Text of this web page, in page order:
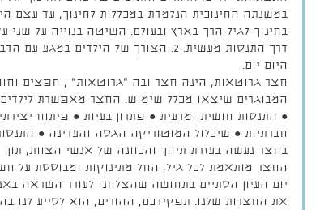
במשנתה החינוכית הנלמדת במכללות לחינוך, עד עצם
דרך התנסות מעשית. 2. הצורך של הילדים
היום יום.
חצר גרוטאות, הינה חצר ובה "גרוטאות" , חפצים
המבוגרים שיצאו מכלל שימוש. החצר מאפשרת
● התנסות חושית ומדעית ● פתרון בעיות ● פיתוח
חברתיות ● שיכלול המוטוריקה הגסה והעדינה ●
בחצר נעשה בעזרת תיווך והכוונה של אנשי הצוות,
החצר מותאמת לכל גיל, החל מתינוקות ומבוססת על
יום העיון הסתיים בתחושה שהצלחנו לעורר השראה
את החצרות שלנו. תפקידכם, ההורים, הוא לסייע לנו